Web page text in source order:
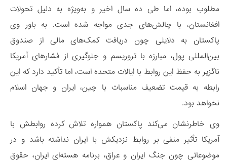
مطلوب بوده، اما طی ده سال اخیر و به‌ویژه به دلیل تحولات
افغانستان، با چالش‌های جدی مواجه شده است. به باور وی
پاکستان به دلایلی چون دریافت کمک‌های مالی از صندوق
بین‌المللی پول، مبارزه با تروریسم و جلوگیری از فشارهای آمریکا
ناگزیر به حفظ این روابط با ایالات متحده است، اما تأکید دارد که این
رابطه به قیمت تضعیف مناسبات با چین، ایران و جهان اسلام
نخواهد بود.
وی خاطرنشان می‌کند پاکستان همواره تلاش کرده روابطش با
آمریکا تأثیر منفی بر روابط نزدیکش با ایران نداشته باشد و در
موضوعاتی چون جنگ ایران و عراق، برنامه هسته‌ای ایران، حقوق